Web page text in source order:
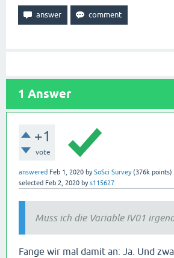
1 Answer
+1
vote
answered Feb 1, 2020 bySoSci Survey (376k points)
selected Feb 2, 2020 bys115627
Muss ich die Variable IV01
Fange wir mal damit an: Ja. Und